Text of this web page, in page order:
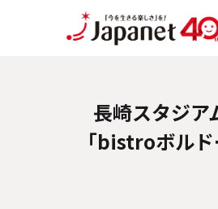
長崎スタジ
「bistroボル